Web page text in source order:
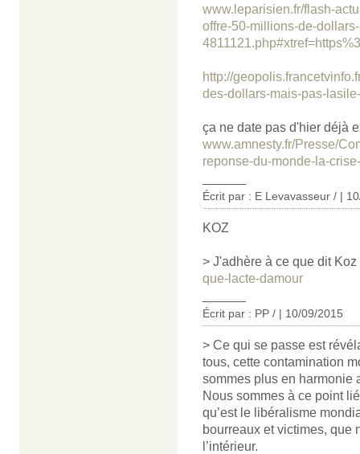
www.leparisien.fr/flash-
offre-50-millions-de-
http://
des-dollars-mais-pas-
ça ne date pas d'hier déjà
www.amnesty.fr/Presse/
reponse-du-monde-la-
Écrit par : E Levavasseur / |
KOZ
> J'adhère à ce que dit
que-lacte-damour
Écrit par : PP / | 10/09/2015
> Ce qui se passe est
tous, cette contamination
sommes plus en harmonie
Nous sommes à ce point
qu’est le libéralisme
bourreaux et victimes, que
l’intérieur.